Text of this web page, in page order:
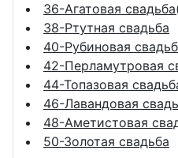
36-Агатовая
38-Ртутная свадьба
40-Рубиновая
42-Перламутровая
44-Топазовая
46-Лавандовая
48-Аметистовая
50-Золотая свадьба